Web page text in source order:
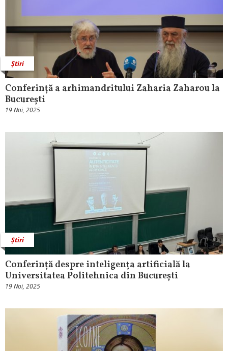
Știri
Conferință a arhimandritului Zaharia Zaharou la
București
19 Noi, 2025
Știri
Conferință despre inteligența artificială la
Universitatea Politehnica din București
19 Noi, 2025